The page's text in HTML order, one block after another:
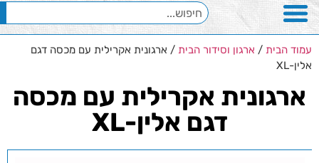
עמוד הבית / ארגון וסידור הבית / ארגונית אקרילית עם מכסה דגם
אלין-XL
ארגונית אקרילית עם מכסה
דגם אלין-XL